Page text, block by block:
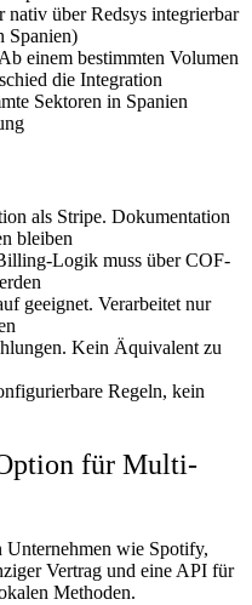
nativ über Redsys integrierbar
Spanien)
einem bestimmten Volumen
die Integration
Sektoren in Spanien
als Stripe. Dokumentation
bleiben
Logik muss über COF-
geeignet. Verarbeitet nur
Kein Äquivalent zu
Regeln, kein
für Multi-
wie Spotify,
Vertrag und eine API für
Methoden.